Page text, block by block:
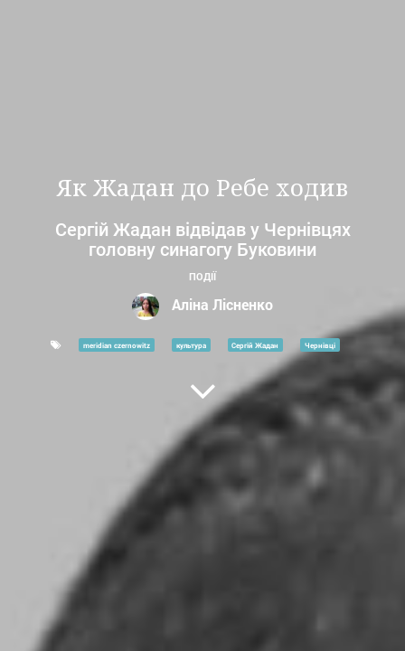
Як Жадан до Ребе ходив
Сергій Жадан відвідав у Чернівцях
головну синагогу Буковини
ПОДІЇ
Аліна Лісненко
meridian czernowitz культура Сергій Жадан Чернівці